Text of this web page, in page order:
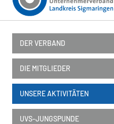
DER VERBAND
DIE MITGLIEDER
UNSERE AKTIVITÄTEN
UVS-JUNGSPUNDE